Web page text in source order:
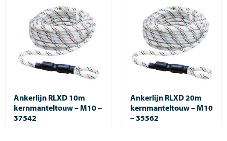
Ankerlijn RLXD 10m
kernmanteltouw – M10 –
37542
Ankerlijn RLXD 20m
kernmanteltouw – M10
– 35562